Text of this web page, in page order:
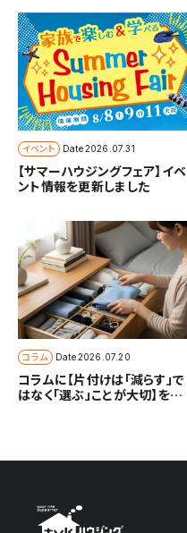
イベント Date2026.07.31
【サマーハウジングフェア】イベ
ント情報を更新しました
コラム Date2026.07.20
コラムに【片付けは「減らす」で
はなく「選ぶ」ことが大切】を追